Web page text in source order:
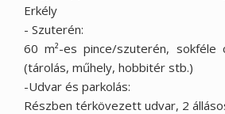
Erkély
- Szuterén:
60 m²-es pince/szuterén, sokféle
(tárolás, műhely, hobbitér stb.)
-Udvar és parkolás:
Részben térkövezett udvar, 2